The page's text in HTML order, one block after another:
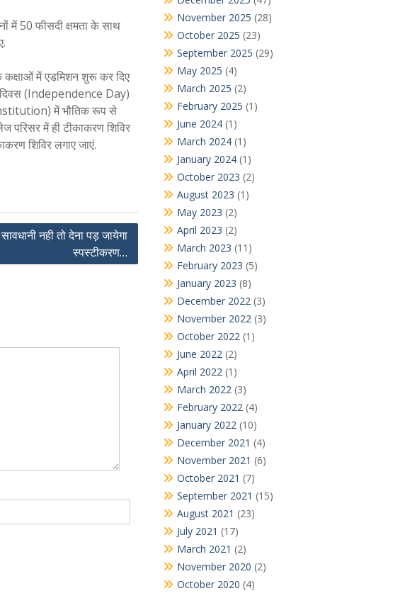
में 50 फीसदी क्षमता के साथ
कक्षाओं में एडमिशन शुरू कर दिए
दिवस (Independence Day)
में भौतिक रूप से
में ही टीकाकरण शिविर
शिविर लगाए जाएं.
नही तो देना पड़ जायेगा
स्पस्टीकरण…
November 2025 (28)
October 2025 (23)
September 2025 (29)
May 2025 (4)
March 2025 (2)
February 2025 (1)
June 2024(1)
March 2024(1)
January 2024(1)
October 2023 (2)
August 2023 (1)
May 2023 (2)
April 2023 (2)
March 2023 (11)
February 2023 (5)
January 2023 (8)
December 2022(3)
November 2022(3)
October 2022(1)
June 2022(2)
April 2022(1)
March 2022(3)
February 2022(4)
January 2022(10)
December 2021 (4)
November 2021 (6)
October 2021 (7)
September 2021 (15)
August 2021 (23)
July 2021 (17)
March 2021 (2)
November 2020 (2)
October 2020 (4)